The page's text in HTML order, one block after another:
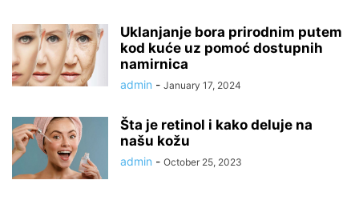
Uklanjanje bora prirodnim putem
kod kuće uz pomoć dostupnih
namirnica
admin - January 17, 2024
Šta je retinol i kako deluje na
našu kožu
admin - October 25, 2023